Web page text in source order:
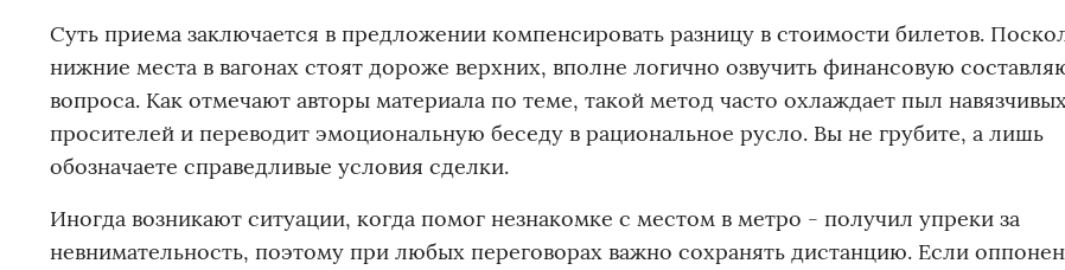
Суть приема заключается в предложении компенсировать разницу в стоимости билетов.
нижние места в вагонах стоят дороже верхних, вполне логично озвучить финансовую
вопроса. Как отмечают авторы материала по теме, такой метод часто охлаждает пыл
просителей и переводит эмоциональную беседу в рациональное русло. Вы не грубите, а лишь
обозначаете справедливые условия сделки.
Иногда возникают ситуации, когда помог незнакомке с местом в метро - получил упреки за
невнимательность, поэтому при любых переговорах важно сохранять дистанцию. Если